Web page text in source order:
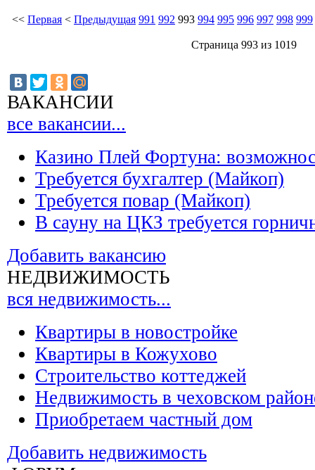
<< Первая < Предыдущая 991 992 993 994 995 996 997 998 999
Страница 993 из 1019
ВАКАНСИИ
все вакансии...
Казино Плей Фортуна:
Требуется бухгалтер (Майкоп)
Требуется повар (Майкоп)
В сауну на ЦКЗ требуется
Добавить вакансию
НЕДВИЖИМОСТЬ
вся недвижимость...
Квартиры в новостройке
Квартиры в Кожухово
Строительство коттеджей
Недвижимость в чеховском
Приобретаем частный дом
Добавить недвижимость